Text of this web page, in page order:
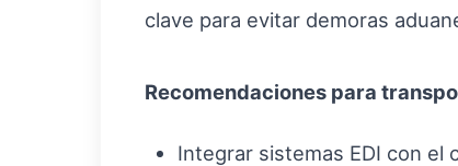
clave para evitar demoras
Recomendaciones para
Integrar sistemas EDI con el